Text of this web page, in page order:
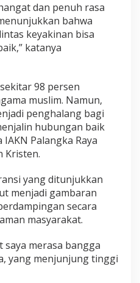
dan penuh rasa
bahwa
keyakinan bisa
katanya
98 persen
muslim. Namun,
penghalang bagi
hubungan baik
Palangka Raya
Kristen.
yang ditunjukkan
menjadi gambaran
secara
masyarakat.
saya merasa bangga
yang menjunjung tinggi